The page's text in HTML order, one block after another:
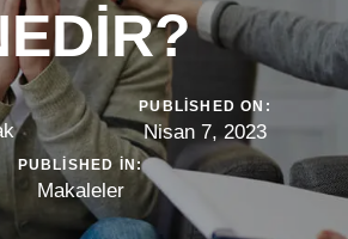
PUBLISHED ON:
Nisan 7, 2023
PUBLISHED IN:
Makaleler